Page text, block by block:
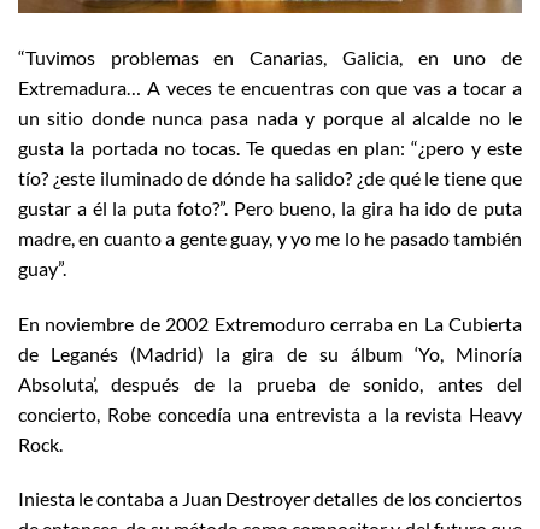
“Tuvimos problemas en Canarias, Galicia, en uno de
Extremadura… A veces te encuentras con que vas a tocar a
un sitio donde nunca pasa nada y porque al alcalde no le
gusta la portada no tocas. Te quedas en plan: “¿pero y este
tío? ¿este iluminado de dónde ha salido? ¿de qué le tiene que
gustar a él la puta foto?”. Pero bueno, la gira ha ido de puta
madre, en cuanto a gente guay, y yo me lo he pasado también
guay”.
En noviembre de 2002 Extremoduro cerraba en La Cubierta
de Leganés (Madrid) la gira de su álbum ‘Yo, Minoría
Absoluta’, después de la prueba de sonido, antes del
concierto, Robe concedía una entrevista a la revista Heavy
Rock.
Iniesta le contaba a Juan Destroyer detalles de los conciertos